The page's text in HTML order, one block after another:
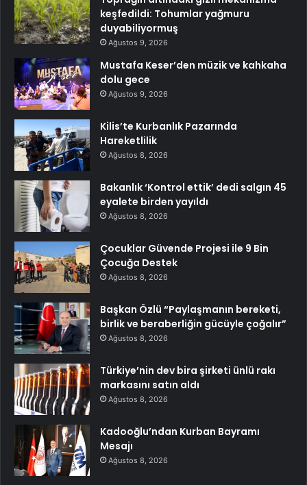
keşfedildi: Tohumlar yağmuru
duyabiliyormuş
Ağustos 9, 2026
Mustafa Keser’den müzik ve kahkaha
dolu gece
Ağustos 9, 2026
Kilis’te Kurbanlık Pazarında
Hareketlilik
Ağustos 8, 2026
Bakanlık ‘Kontrol ettik’ dedi salgın 45
eyalete birden yayıldı
Ağustos 8, 2026
Çocuklar Güvende Projesi ile 9 Bin
Çocuğa Destek
Ağustos 8, 2026
Başkan Özlü “Paylaşmanın bereketi,
birlik ve beraberliğin gücüyle çoğalır”
Ağustos 8, 2026
Türkiye’nin dev bira şirketi ünlü rakı
markasını satın aldı
Ağustos 8, 2026
Kadooğlu’ndan Kurban Bayramı
Mesajı
Ağustos 8, 2026